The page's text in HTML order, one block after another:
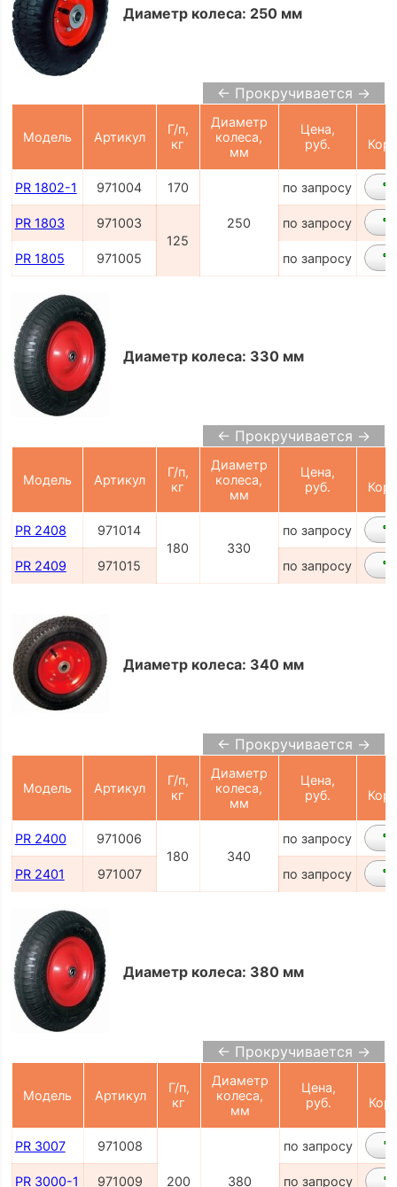
Диаметр колеса: 250 мм
← Прокручивается →
Модель Артикул
Г/п,
кг
Диаметр
колеса,
мм
Цена,
руб.
PR 1802-1 971004 170
250
по запросу
PR 1803
971003
125
по запросу
PR 1805 971005 по запросу
Диаметр колеса: 330 мм
← Прокручивается →
Модель Артикул
Г/п,
кг
Диаметр
колеса,
мм
Цена,
руб.
PR 2408
971014
180
330
по запросу
PR 2409 971015 по запросу
Диаметр колеса: 340 мм
← Прокручивается →
Модель Артикул
Г/п,
кг
Диаметр
колеса,
мм
Цена,
руб.
PR 2400
971006
180
340
по запросу
PR 2401 971007 по запросу
Диаметр колеса: 380 мм
← Прокручивается →
Модель Артикул
Г/п,
кг
Диаметр
колеса,
мм
Цена,
руб.
PR 3007 971008
200 380
по запросу
PR 3000-1 971009 по запросу